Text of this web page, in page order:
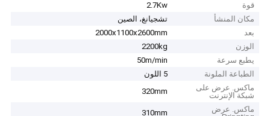
قوة
2.7Kw
مكان المنشأ
تشجيانغ، الصين
بعد
2000x1100x2600mm
الوزن
2200kg
يطبع سرعة
50m/min
الطباعة الملونة
5 اللون
ماكس. عرض على
شبكة الإنترنت
320mm
ماكس. عرض
310mm